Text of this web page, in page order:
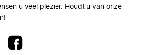
u veel plezier. Houdt u van onze